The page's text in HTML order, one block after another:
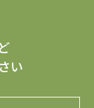
い